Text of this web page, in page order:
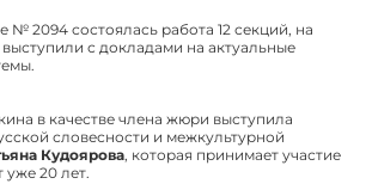
№ 2094 состоялась работа 12 секций, на
с докладами на актуальные
в качестве члена жюри выступила
словесности и межкультурной
Кудоярова, которая принимает участие
уже 20 лет.